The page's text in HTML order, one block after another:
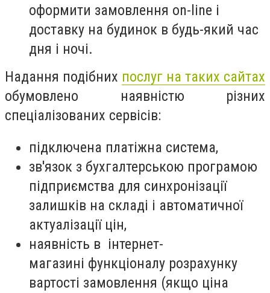
оформити замовлення on-line і
доставку на будинок в будь-який час
дня і ночі.
Надання подібних послуг на таких сайтах
обумовлено наявністю різних
спеціалізованих сервісів:
підключена платіжна система,
зв'язок з бухгалтерською програмою
підприємства для синхронізації
залишків на складі і автоматичної
актуалізації цін,
наявність в інтернет-
магазині функціоналу розрахунку
вартості замовлення (якщо ціна